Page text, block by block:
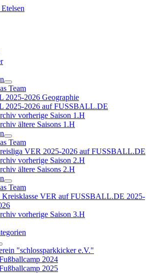
Team
2025-2026 Geographie
2025-2026 auf FUSSBALL.DE
vorherige Saison 1.H
ältere Saisons 1.H
Team
VER 2025-2026 auf FUSSBALL.DE
vorherige Saison 2.H
ältere Saisons 2.H
Team
Kreisklasse VER auf FUSSBALL.DE 2025-
vorherige Saison 3.H
"schlossparkkicker e.V."
2024
2025